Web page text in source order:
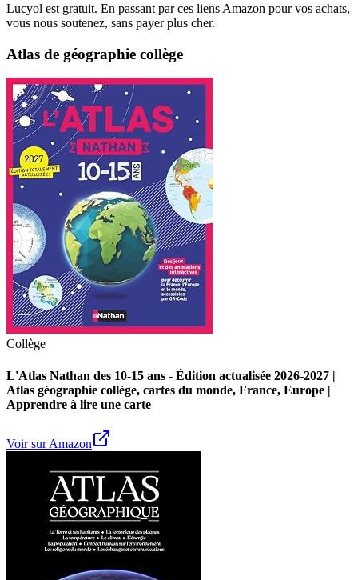
Lucyol est gratuit. En passant par ces liens Amazon pour vos achats,
vous nous soutenez, sans payer plus cher.
Atlas de géographie collège
Collège
L'Atlas Nathan des 10-15 ans - Édition actualisée 2026-2027 |
Atlas géographie collège, cartes du monde, France, Europe |
Apprendre à lire une carte
Voir sur Amazon